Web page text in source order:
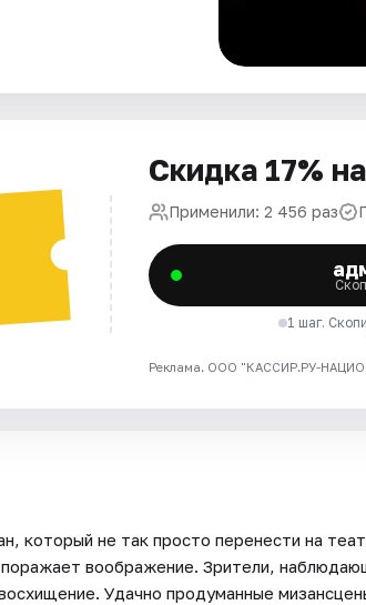
Скидка 17%
Применили: 2 456 раз
1 шаг.
Реклама. ООО "КАССИР.РУ-
который не так просто перенести на
поражает воображение. Зрители,
Удачно продуманные